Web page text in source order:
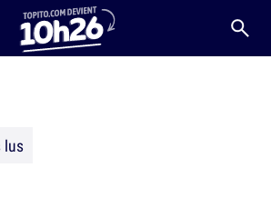
lus